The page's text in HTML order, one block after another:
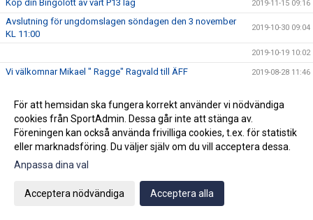
Köp din Bingolott av vårt P13 lag 2019-11-15 09:16
Avslutning för ungdomslagen söndagen den 3 november
KL 11:00
2019-10-30 09:04
2019-10-19 10:02
Vi välkomnar Mikael " Ragge" Ragvald till ÄFF 2019-08-28 11:46
Sommarproffsläger 2019 2019-08-14 11:14
Vinnare i 50/50 lotteriet 11/8 2019-08-14 10:21
ÄFF söker matchsekreterare 2019-08-14 10:18
Angående gårdagens match i P19-Allsvenskan
Kalle är på semester
Klubbchefen Helena Wennerström presenterar sig
För att hemsidan ska fungera korrekt använder vi nödvändiga
cookies från SportAdmin. Dessa går inte att stänga av.
Föreningen kan också använda frivilliga cookies, t.ex. för statistik
eller marknadsföring. Du väljer själv om du vill acceptera dessa.
Anpassa dina val
Acceptera nödvändiga Acceptera alla